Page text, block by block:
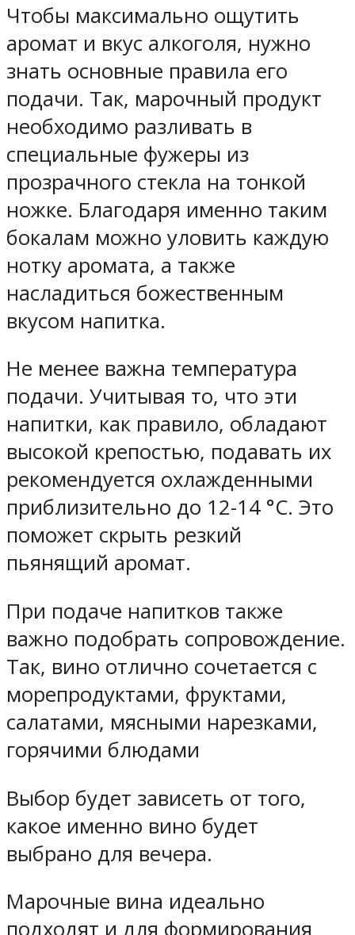
Чтобы максимально ощутить
аромат и вкус алкоголя, нужно
знать основные правила его
подачи. Так, марочный продукт
необходимо разливать в
специальные фужеры из
прозрачного стекла на тонкой
ножке. Благодаря именно таким
бокалам можно уловить каждую
нотку аромата, а также
насладиться божественным
вкусом напитка.
Не менее важна температура
подачи. Учитывая то, что эти
напитки, как правило, обладают
высокой крепостью, подавать их
рекомендуется охлажденными
приблизительно до 12-14 °С. Это
поможет скрыть резкий
пьянящий аромат.
При подаче напитков также
важно подобрать сопровождение.
Так, вино отлично сочетается с
морепродуктами, фруктами,
салатами, мясными нарезками,
горячими блюдами
Выбор будет зависеть от того,
какое именно вино будет
выбрано для вечера.
Марочные вина идеально
подходят и для формирования